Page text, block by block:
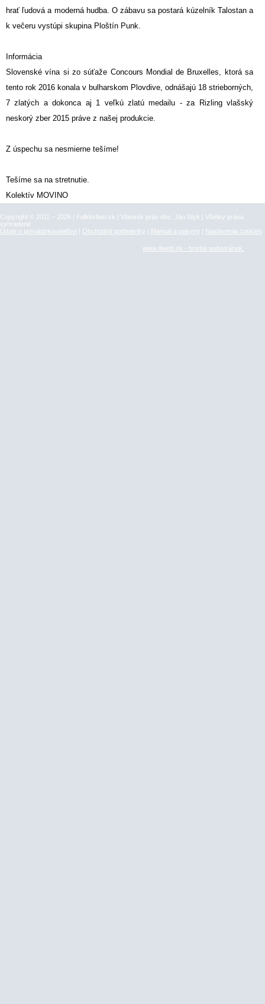
hrať ľudová a moderná hudba. O zábavu sa postará kúzelník Talostan a
k večeru vystúpi skupina Ploštín Punk.
Informácia
Slovenské vína si zo súťaže Concours Mondial de Bruxelles, ktorá sa
tento rok 2016 konala v bulharskom Plovdive, odnášajú 18 strieborných,
7 zlatých a dokonca aj 1 veľkú zlatú medailu - za Rizling vlašský
neskorý zber 2015 práve z našej produkcie.
Z úspechu sa nesmierne tešíme!
Tešíme sa na stretnutie.
Kolektív MOVINO
Copyright © 2011 – 2026 | Folklorfest.sk | Vlastník práv doc. Ján Styk | Všetky práva
vyhradené
Údaje o prevádzkovateľovi | Obchodné podmienky | Manuál a pokyny | Nastavenia cookies
www.Aweb.sk - tvorba webstránok.